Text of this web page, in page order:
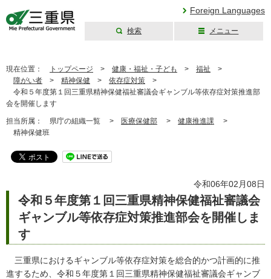
Foreign Languages
検索 メニュー
現在位置： トップページ > 健康・福祉・子ども > 福祉 >
障がい者 > 精神保健 > 依存症対策 >
令和５年度第１回三重県精神保健福祉審議会ギャンブル等依存症対策推進部
会を開催します
担当所属： 県庁の組織一覧 > 医療保健部 > 健康推進課 >
精神保健班
令和06年02月08日
令和５年度第１回三重県精神保健福祉審議会
ギャンブル等依存症対策推進部会を開催しま
す
三重県におけるギャンブル等依存症対策を総合的かつ計画的に推
進するため、令和５年度第１回三重県精神保健福祉審議会ギャンブ